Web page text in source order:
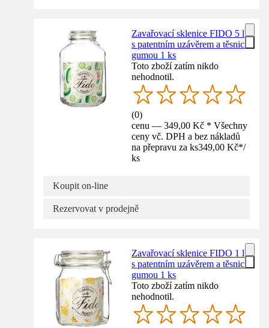
Zavařovací sklenice FIDO 5 l
s patentním uzávěrem a těsnicí
gumou 1 ks
Toto zboží zatím nikdo
nehodnotil.
(0)
cenu — 349,00 Kč * Všechny
ceny vč. DPH a bez nákladů
na přepravu za ks349,00 Kč*/
ks
Koupit on-line
Rezervovat v prodejně
Zavařovací sklenice FIDO 1 l
s patentním uzávěrem a těsnicí
gumou 1 ks
Toto zboží zatím nikdo
nehodnotil.